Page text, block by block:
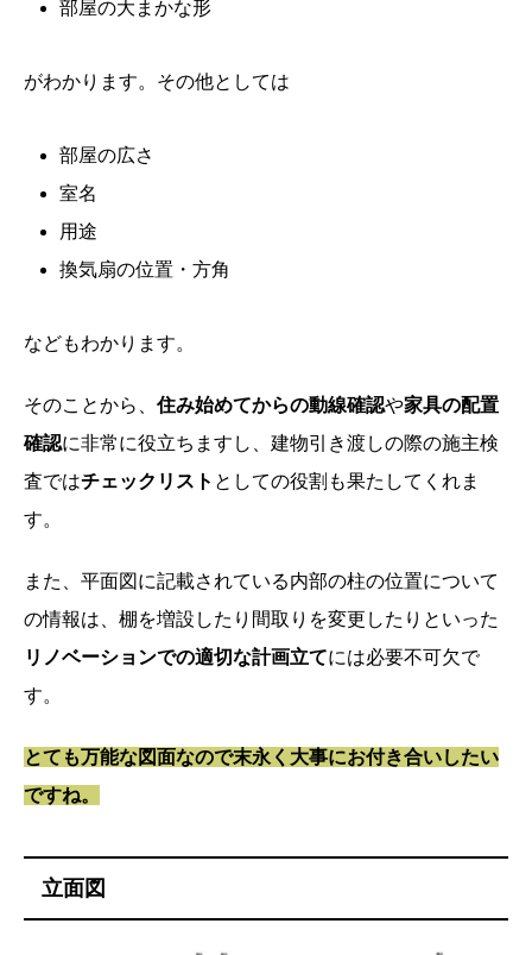
部屋の大まかな形
がわかります。その他としては
部屋の広さ
室名
用途
換気扇の位置・方角
などもわかります。
そのことから、 住み始めてからの動線確認や家具の配置
確認に非常に役立ちますし、建物引き渡しの際の施主検
査ではチェックリスト としての役割も果たしてくれま
す。
また、平面図に記載されている内部の柱の位置について
の情報は、棚を増設したり間取りを変更したりといった
リノベーションでの適切な計画立てには必要不可欠で
す。
とても万能な図面なので末永く大事にお付き合いしたい
ですね。
立面図